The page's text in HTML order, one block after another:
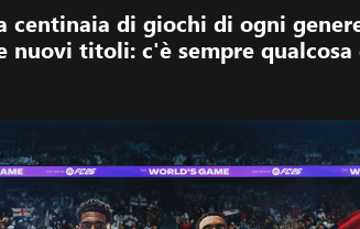
centinaia di giochi di ogni
nuovi titoli: c'è sempre